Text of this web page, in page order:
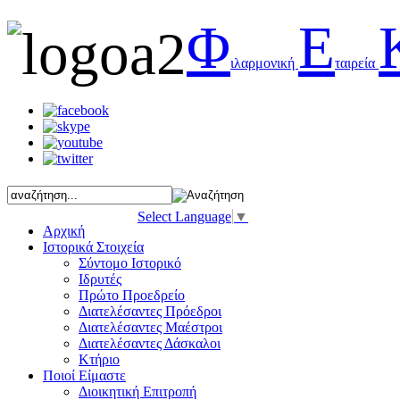
Φιλαρμονική Εταιρεία
Select Language ▼
Αρχική
Ιστορικά Στοιχεία
Σύντομο Ιστορικό
Ιδρυτές
Πρώτο Προεδρείο
Διατελέσαντες Πρόεδροι
Διατελέσαντες Μαέστροι
Διατελέσαντες Δάσκαλοι
Κτήριο
Ποιοί Είμαστε
Διοικητική Επιτροπή